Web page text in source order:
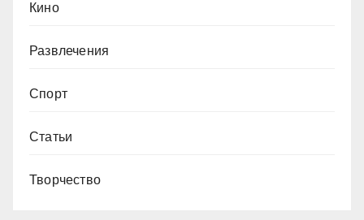
Кино
Развлечения
Спорт
Статьи
Творчество